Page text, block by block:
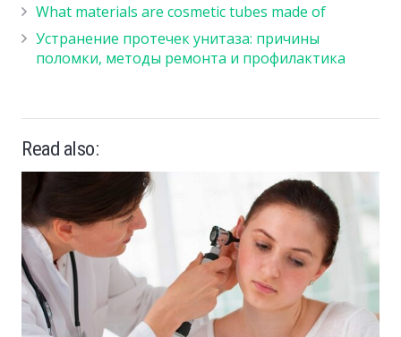
What materials are cosmetic tubes made of
Устранение протечек унитаза: причины
поломки, методы ремонта и профилактика
Read also: